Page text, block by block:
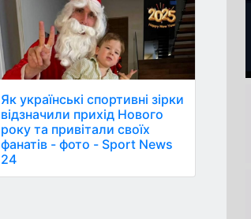
Як українські спортивні зірки
відзначили прихід Нового
року та привітали своїх
фанатів - фото - Sport News
24